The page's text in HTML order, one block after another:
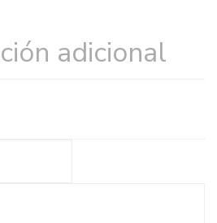
adicional